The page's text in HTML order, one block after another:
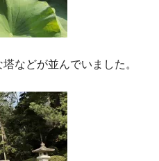
などが並んでいました。